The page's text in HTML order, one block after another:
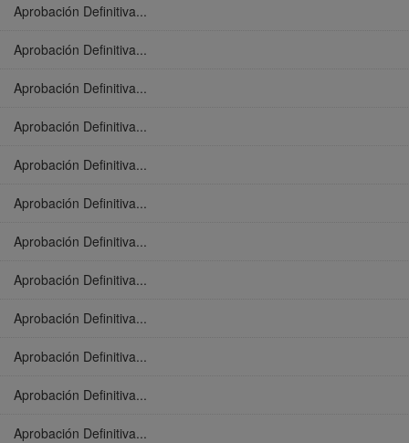
Aprobación Definitiva...
Aprobación Definitiva...
Aprobación Definitiva...
Aprobación Definitiva...
Aprobación Definitiva...
Aprobación Definitiva...
Aprobación Definitiva...
Aprobación Definitiva...
Aprobación Definitiva...
Aprobación Definitiva...
Aprobación Definitiva...
Aprobación Definitiva...